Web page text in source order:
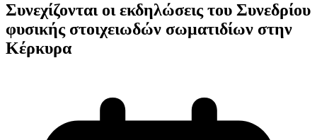
Συνεχίζονται οι εκδηλώσεις του Συνεδρίου
φυσικής στοιχειωδών σωματιδίων στην
Κέρκυρα